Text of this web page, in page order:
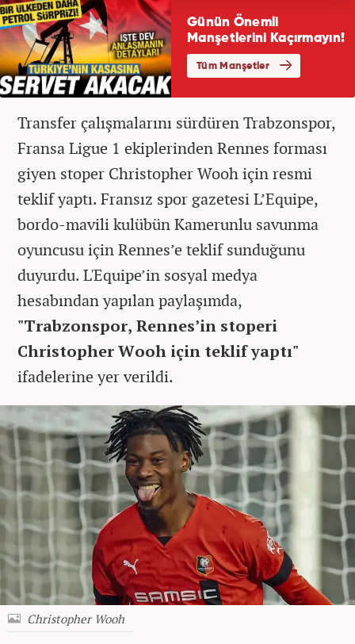
Transfer çalışmalarını sürdüren Trabzonspor,
Fransa Ligue 1 ekiplerinden Rennes forması
giyen stoper Christopher Wooh için resmi
teklif yaptı. Fransız spor gazetesi L’Equipe,
bordo-mavili kulübün Kamerunlu savunma
oyuncusu için Rennes’e teklif sunduğunu
duyurdu. L'Equipe’in sosyal medya
hesabından yapılan paylaşımda,
"Trabzonspor, Rennes’in stoperi
Christopher Wooh için teklif yaptı"
ifadelerine yer verildi.
Christopher Wooh